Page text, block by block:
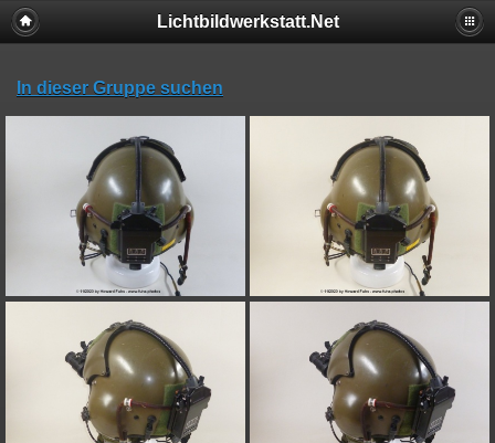
Lichtbildwerkstatt.Net
In dieser Gruppe suchen